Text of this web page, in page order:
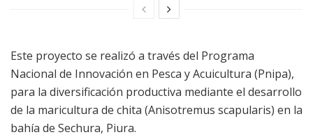
Este proyecto se realizó a través del Programa
Nacional de Innovación en Pesca y Acuicultura (Pnipa),
para la diversificación productiva mediante el desarrollo
de la maricultura de chita (Anisotremus scapularis) en la
bahía de Sechura, Piura.